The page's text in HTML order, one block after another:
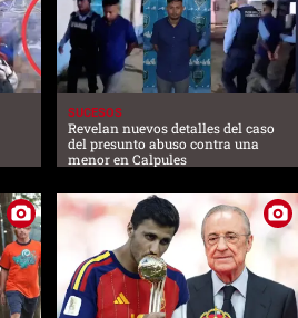
SUCESOS
Revelan nuevos detalles del caso
del presunto abuso contra una
menor en Calpules